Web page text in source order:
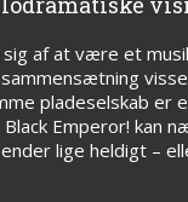
af at være et
pladeselskab
Emperor!
lige heldigt –